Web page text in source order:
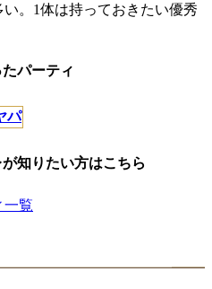
。1体は持っておきたい優秀
パーティ
パ
知りたい方はこちら
一覧